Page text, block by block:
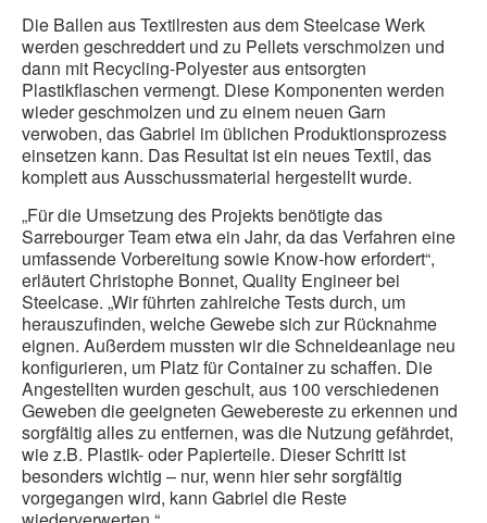
Die Ballen aus Textilresten aus dem Steelcase Werk
werden geschreddert und zu Pellets verschmolzen und
dann mit Recycling-Polyester aus entsorgten
Plastikflaschen vermengt. Diese Komponenten werden
wieder geschmolzen und zu einem neuen Garn
verwoben, das Gabriel im üblichen Produktionsprozess
einsetzen kann. Das Resultat ist ein neues Textil, das
komplett aus Ausschussmaterial hergestellt wurde.
„Für die Umsetzung des Projekts benötigte das
Sarrebourger Team etwa ein Jahr, da das Verfahren eine
umfassende Vorbereitung sowie Know-how erfordert“,
erläutert Christophe Bonnet, Quality Engineer bei
Steelcase. „Wir führten zahlreiche Tests durch, um
herauszufinden, welche Gewebe sich zur Rücknahme
eignen. Außerdem mussten wir die Schneideanlage neu
konfigurieren, um Platz für Container zu schaffen. Die
Angestellten wurden geschult, aus 100 verschiedenen
Geweben die geeigneten Gewebereste zu erkennen und
sorgfältig alles zu entfernen, was die Nutzung gefährdet,
wie z.B. Plastik- oder Papierteile. Dieser Schritt ist
besonders wichtig – nur, wenn hier sehr sorgfältig
vorgegangen wird, kann Gabriel die Reste